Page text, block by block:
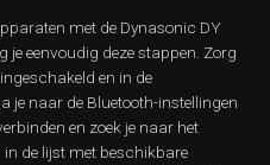
met de Dynasonic DY
je eenvoudig deze stappen. Zorg
en in de
je naar de Bluetooth-instellingen
en zoek je naar het
de lijst met beschikbare